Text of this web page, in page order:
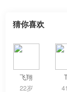
猜你喜欢
飞翔
22岁